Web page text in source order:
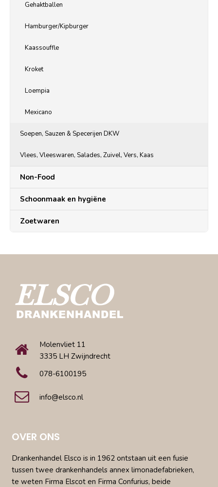
Gehaktballen
Hamburger/Kipburger
Kaassouffle
Kroket
Loempia
Mexicano
Soepen, Sauzen & Specerijen DKW
Vlees, Vleeswaren, Salades, Zuivel, Vers, Kaas
Non-Food
Schoonmaak en hygiëne
Zoetwaren
Molenvliet 11
3335 LH Zwijndrecht
078-6100195
info@elsco.nl
OVER ONS
Drankenhandel Elsco is in 1962 ontstaan uit een fusie
tussen twee drankenhandels annex limonadefabrieken,
te weten Firma Elscot en Firma Confurius, beide